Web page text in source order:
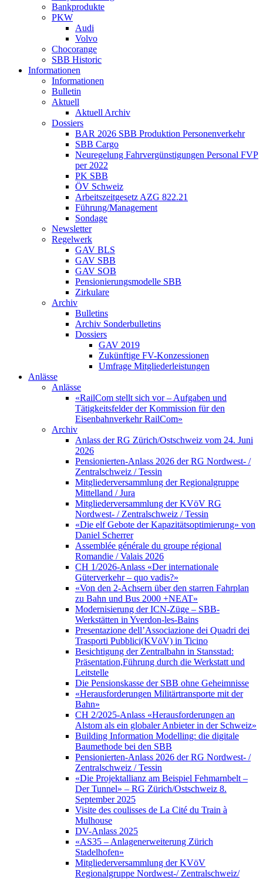
Bankprodukte
PKW
Audi
Volvo
Chocorange
SBB Historic
Informationen
Informationen
Bulletin
Aktuell
Aktuell Archiv
Dossiers
BAR 2026 SBB Produktion Personenverkehr
SBB Cargo
Neuregelung Fahrvergünstigungen Personal FVP
per 2022
PK SBB
ÖV Schweiz
Arbeitszeitgesetz AZG 822.21
Führung/Management
Sondage
Newsletter
Regelwerk
GAV BLS
GAV SBB
GAV SOB
Pensionierungsmodelle SBB
Zirkulare
Archiv
Bulletins
Archiv Sonderbulletins
Dossiers
GAV 2019
Zukünftige FV-Konzessionen
Umfrage Mitgliederleistungen
Anlässe
Anlässe
«RailCom stellt sich vor – Aufgaben und
Tätigkeitsfelder der Kommission für den
Eisenbahnverkehr RailCom»
Archiv
Anlass der RG Zürich/Ostschweiz vom 24. Juni
2026
Pensionierten-Anlass 2026 der RG Nordwest- /
Zentralschweiz / Tessin
Mitgliederversammlung der Regionalgruppe
Mittelland / Jura
Mitgliederversammlung der KVöV RG
Nordwest- / Zentralschweiz / Tessin
«Die elf Gebote der Kapazitätsoptimierung» von
Daniel Scherrer
Assemblée générale du groupe régional
Romandie / Valais 2026
CH 1/2026-Anlass «Der internationale
Güterverkehr – quo vadis?»
«Von den 2-Achsern über den starren Fahrplan
zu Bahn und Bus 2000 +NEAT»
Modernisierung der ICN-Züge – SBB-
Werkstätten in Yverdon-les-Bains
Presentazione dell’Associazione dei Quadri dei
Trasporti Pubblici(KVöV) in Ticino
Besichtigung der Zentralbahn in Stansstad:
Präsentation,Führung durch die Werkstatt und
Leitstelle
Die Pensionskasse der SBB ohne Geheimnisse
«Herausforderungen Militärtransporte mit der
Bahn»
CH 2/2025-Anlass «Herausforderungen an
Alstom als ein globaler Anbieter in der Schweiz»
Building Information Modelling: die digitale
Baumethode bei den SBB
Pensionierten-Anlass 2026 der RG Nordwest- /
Zentralschweiz / Tessin
«Die Projektallianz am Beispiel Fehmarnbelt –
Der Tunnel» – RG Zürich/Ostschweiz 8.
September 2025
Visite des coulisses de La Cité du Train à
Mulhouse
DV-Anlass 2025
«AS35 – Anlagenerweiterung Zürich
Stadelhofen»
Mitgliederversammlung der KVöV
Regionalgruppe Nordwest-/ Zentralschweiz/